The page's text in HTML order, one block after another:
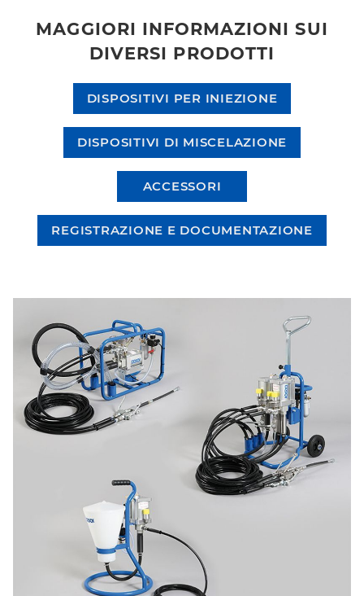
MAGGIORI INFORMAZIONI SUI
DIVERSI PRODOTTI
DISPOSITIVI PER INIEZIONE
DISPOSITIVI DI MISCELAZIONE
ACCESSORI
REGISTRAZIONE E DOCUMENTAZIONE